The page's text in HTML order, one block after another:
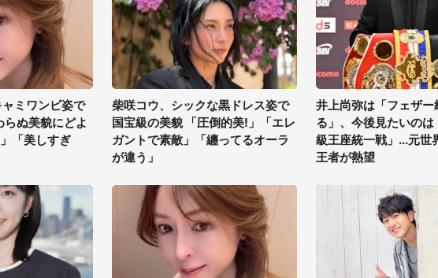
ミワンピ姿で
らぬ美貌にどよ
「美しすぎ
柴咲コウ、シックな黒ドレス姿で
国宝級の美貌 「圧倒的美!」「エレ
ガントで素敵」「纏ってるオーラ
が違う」
井上尚弥は「フェザー
る」、今後見たいのは
級王座統一戦」...元世
王者が熱望